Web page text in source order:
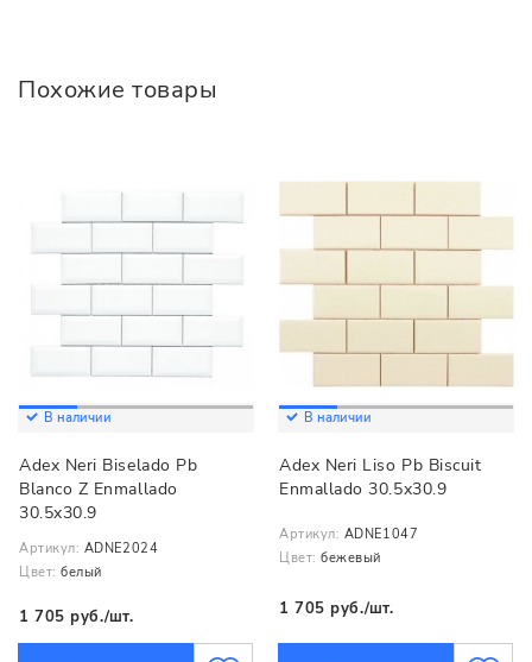
Похожие товары
В наличии
Adex Neri Biselado Pb
Blanco Z Enmallado
30.5x30.9
Артикул: ADNE2024
Цвет: белый
1 705 руб./шт.
В наличии
Adex Neri Liso Pb Biscuit
Enmallado 30.5x30.9
Артикул: ADNE1047
Цвет: бежевый
1 705 руб./шт.